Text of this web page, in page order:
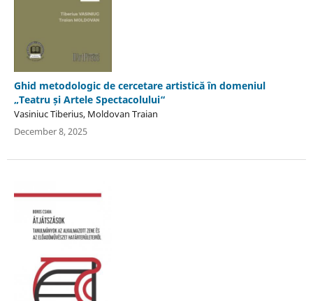
Ghid metodologic de cercetare artistică în domeniul
„Teatru și Artele Spectacolului“
Vasiniuc Tiberius, Moldovan Traian
December 8, 2025